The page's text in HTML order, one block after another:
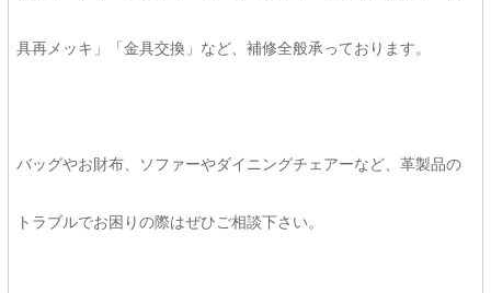
具再メッキ」「金具交換」など、補修全般承っております。
バッグやお財布、ソファーやダイニングチェアーなど、革製品の
トラブルでお困りの際はぜひご相談下さい。